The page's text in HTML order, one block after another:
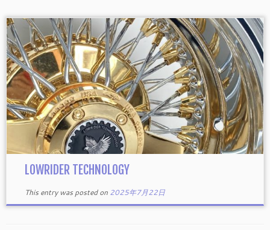
LOWRIDER TECHNOLOGY
This entry was posted on 2025年7月22日